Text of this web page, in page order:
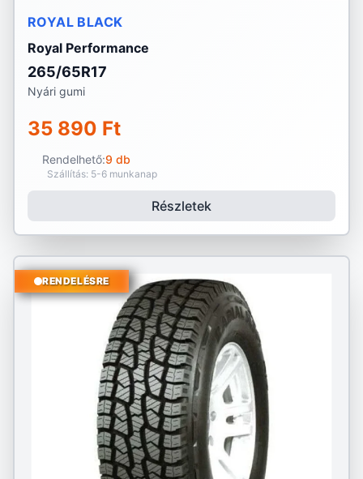
ROYAL BLACK
Royal Performance
265/65R17
Nyári gumi
35 890 Ft
Rendelhető:9 db
Szállítás: 5-6 munkanap
Részletek
RENDELÉSRE